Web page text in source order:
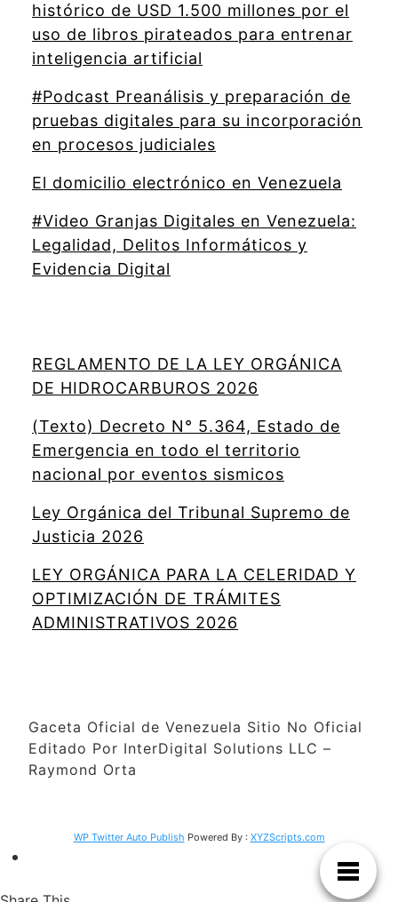
histórico de USD 1.500 millones por el
uso de libros pirateados para entrenar
inteligencia artificial
#Podcast Preanálisis y preparación de
pruebas digitales para su incorporación
en procesos judiciales
El domicilio electrónico en Venezuela
#Video Granjas Digitales en Venezuela:
Legalidad, Delitos Informáticos y
Evidencia Digital
REGLAMENTO DE LA LEY ORGÁNICA
DE HIDROCARBUROS 2026
(Texto) Decreto N° 5.364, Estado de
Emergencia en todo el territorio
nacional por eventos sismicos
Ley Orgánica del Tribunal Supremo de
Justicia 2026
LEY ORGÁNICA PARA LA CELERIDAD Y
OPTIMIZACIÓN DE TRÁMITES
ADMINISTRATIVOS 2026
Gaceta Oficial de Venezuela Sitio No Oficial
Editado Por InterDigital Solutions LLC –
Raymond Orta
WP Twitter Auto Publish Powered By : XYZScripts.com